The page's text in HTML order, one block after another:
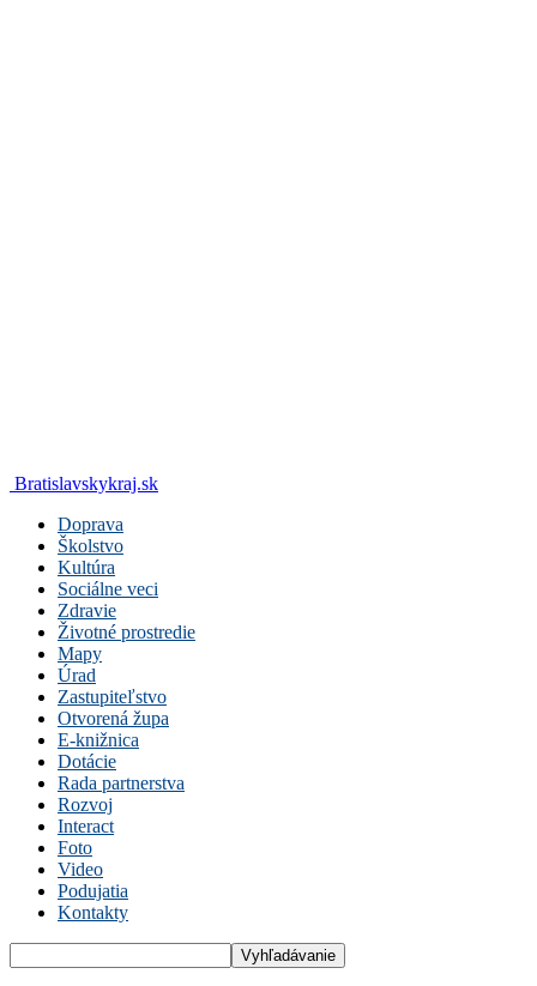
Bratislavskykraj.sk
Doprava
Školstvo
Kultúra
Sociálne veci
Zdravie
Životné prostredie
Mapy
Úrad
Zastupiteľstvo
Otvorená župa
E-knižnica
Dotácie
Rada partnerstva
Rozvoj
Interact
Foto
Video
Podujatia
Kontakty